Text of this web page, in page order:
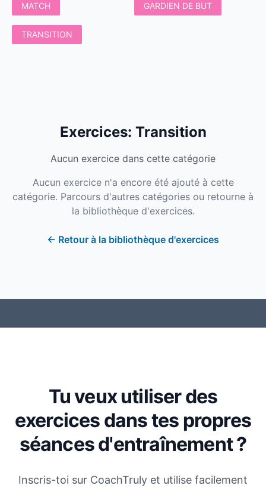
MATCH GARDIEN DE BUT
TRANSITION
Exercices: Transition
Aucun exercice dans cette catégorie
Aucun exercice n'a encore été ajouté à cette
catégorie. Parcours d'autres catégories ou retourne à
la bibliothèque d'exercices.
← Retour à la bibliothèque d'exercices
Tu veux utiliser des
exercices dans tes propres
séances d'entraînement ?
Inscris-toi sur CoachTruly et utilise facilement